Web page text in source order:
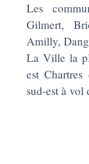
Les
Gilmert,
Amilly,
La Ville la
est
sud-est à vol